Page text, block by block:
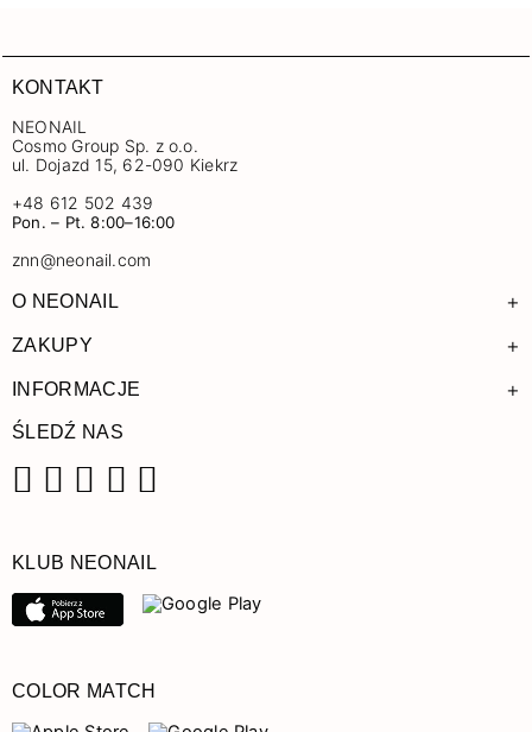
KONTAKT
NEONAIL
Cosmo Group Sp. z o.o.
ul. Dojazd 15, 62-090 Kiekrz
+48 612 502 439
Pon. – Pt. 8:00–16:00
znn@neonail.com
O NEONAIL +
ZAKUPY +
INFORMACJE +
ŚLEDŹ NAS
KLUB NEONAIL
COLOR MATCH